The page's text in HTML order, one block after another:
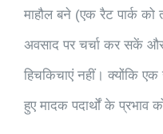
माहौल बने (एक रैट पार्क
अवसाद पर चर्चा कर सकें
हिचकिचाएं नहीं। क्योंकि
हुए मादक पदार्थों के